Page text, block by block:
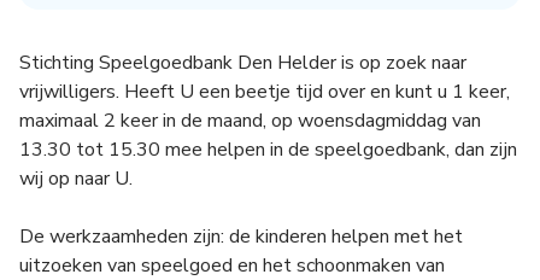
Stichting Speelgoedbank Den Helder is op zoek naar
vrijwilligers. Heeft U een beetje tijd over en kunt u 1 keer,
maximaal 2 keer in de maand, op woensdagmiddag van
13.30 tot 15.30 mee helpen in de speelgoedbank, dan zijn
wij op naar U.
De werkzaamheden zijn: de kinderen helpen met het
uitzoeken van speelgoed en het schoonmaken van